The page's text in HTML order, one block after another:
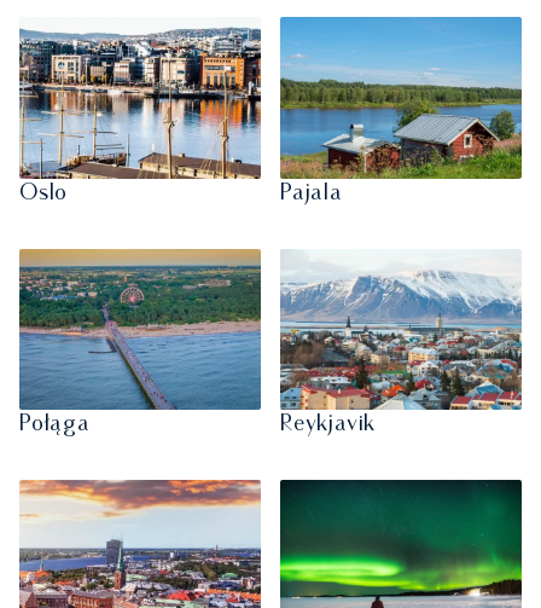
Oslo Pajala
Połąga Reykjavik